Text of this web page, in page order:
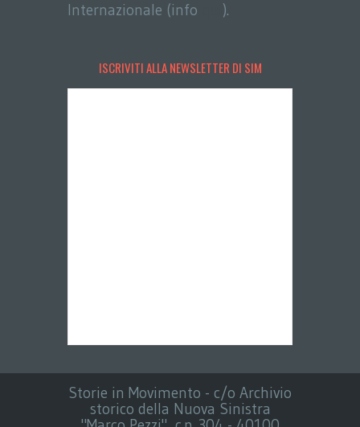
Internazionale (info
).
ISCRIVITI ALLA NEWSLETTER DI SIM
Storie in Movimento - c/o Archivio
storico della Nuova Sinistra